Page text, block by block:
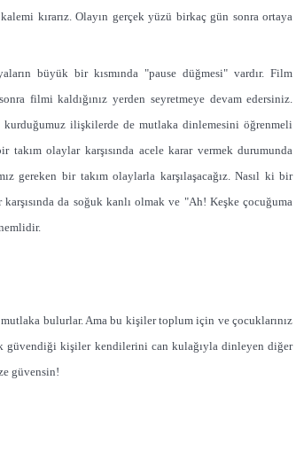
kırarız. Olayın gerçek yüzü birkaç gün sonra ortaya
büyük bir kısmında "pause düğmesi" vardır. Film
filmi kaldığınız yerden seyretmeye devam edersiniz.
ilişkilerde de mutlaka dinlemesini öğrenmeli
olaylar karşısında acele karar vermek durumunda
gereken bir takım olaylarla karşılaşacağız. Nasıl ki bir
da soğuk kanlı olmak ve "Ah! Keşke çocuğuma
bulurlar. Ama bu kişiler toplum için ve çocuklarınız
güvendiği kişiler kendilerini can kulağıyla dinleyen diğer
güvensin!